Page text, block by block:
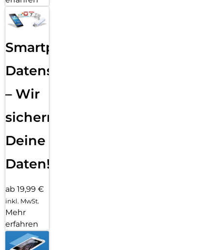
Smartphone
Datensicherung
– Wir
sichern
Deine
Daten!
ab 19,99 €
inkl. MwSt.
Mehr
erfahren